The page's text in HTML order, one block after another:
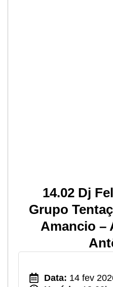
14.02 Dj
Grupo
Amancio –
Data: 14 fev